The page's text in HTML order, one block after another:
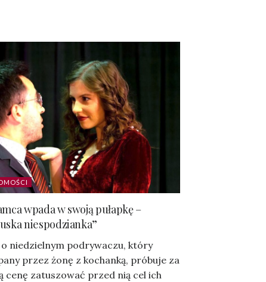
wpada w swoją pułapkę –
niespodzianka”
o niedzielnym podrywaczu, który
przez żonę z kochanką, próbuje za
cenę zatuszować przed nią cel ich